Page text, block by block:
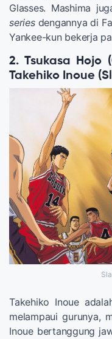
Glasses. Mashima
seriesdengannya di
Yankee-kun bekerja
2. Tsukasa Hojo
Takehiko Inoue
Takehiko Inoue
melampaui gurunya,
Inoue bertanggung